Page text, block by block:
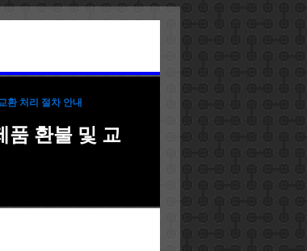
환 처리 절차 안내
품 환불 및 교